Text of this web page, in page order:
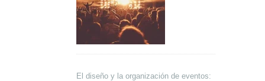
El diseño y la organización de eventos: